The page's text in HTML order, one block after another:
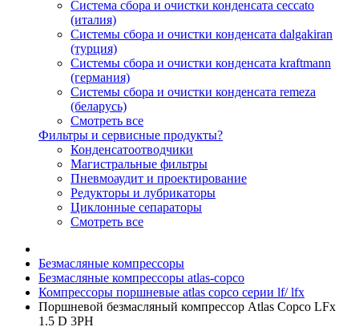
Система сбора и очистки конденсата ceccato
(италия)
Системы сбора и очистки конденсата dalgakiran
(турция)
Системы сбора и очистки конденсата kraftmann
(германия)
Системы сбора и очистки конденсата remeza
(беларусь)
Смотреть все
Фильтры и сервисные продукты?
Конденсатоотводчики
Магистральные фильтры
Пневмоаудит и проектирование
Редукторы и лубрикаторы
Циклонные сепараторы
Смотреть все
Безмасляные компрессоры
Безмасляные компрессоры atlas-copco
Компрессоры поршневые atlas copco серии lf/ lfx
Поршневой безмасляный компрессор Atlas Copco LFx
1.5 D 3PH